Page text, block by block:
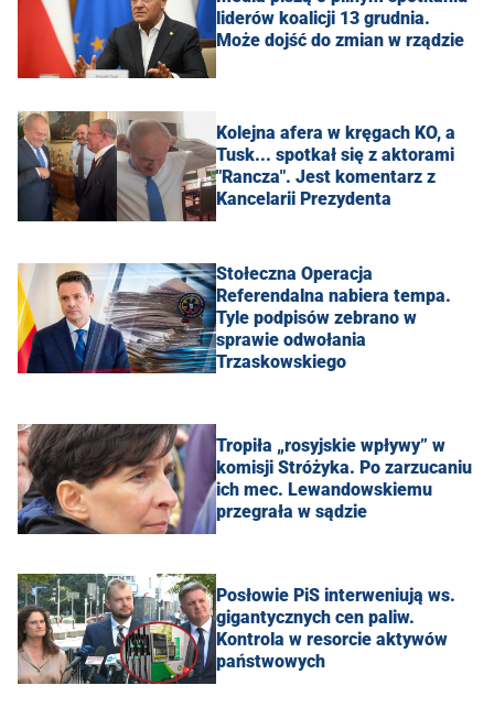
liderów koalicji 13 grudnia.
Może dojść do zmian w rządzie
Kolejna afera w kręgach KO, a
Tusk... spotkał się z aktorami
"Rancza". Jest komentarz z
Kancelarii Prezydenta
Stołeczna Operacja
Referendalna nabiera tempa.
Tyle podpisów zebrano w
sprawie odwołania
Trzaskowskiego
Tropiła „rosyjskie wpływy” w
komisji Stróżyka. Po zarzucaniu
ich mec. Lewandowskiemu
przegrała w sądzie
Posłowie PiS interweniują ws.
gigantycznych cen paliw.
Kontrola w resorcie aktywów
państwowych